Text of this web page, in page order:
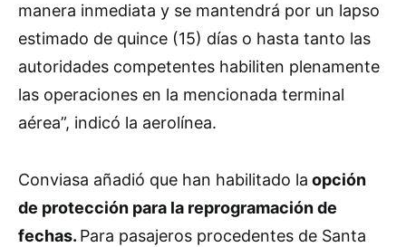
manera inmediata y se mantendrá por un lapso
estimado de quince (15) días o hasta tanto las
autoridades competentes habiliten plenamente
las operaciones en la mencionada terminal
aérea”, indicó la aerolínea.
Conviasa añadió que han habilitado la opción
de protección para la reprogramación de
fechas. Para pasajeros procedentes de Santa